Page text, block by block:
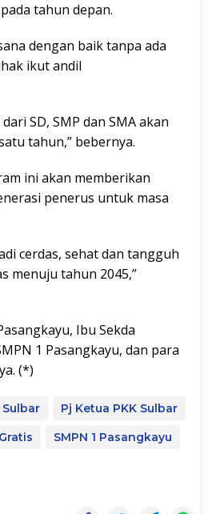
tahun depan.
dengan baik tanpa ada
ikut andil
SD, SMP dan SMA akan
tahun,” bebernya.
ini akan memberikan
penerus untuk masa
cerdas, sehat dan tangguh
menuju tahun 2045,”
Ibu Sekda
1 Pasangkayu, dan para
(*)
Pj Ketua PKK Sulbar
SMPN 1 Pasangkayu